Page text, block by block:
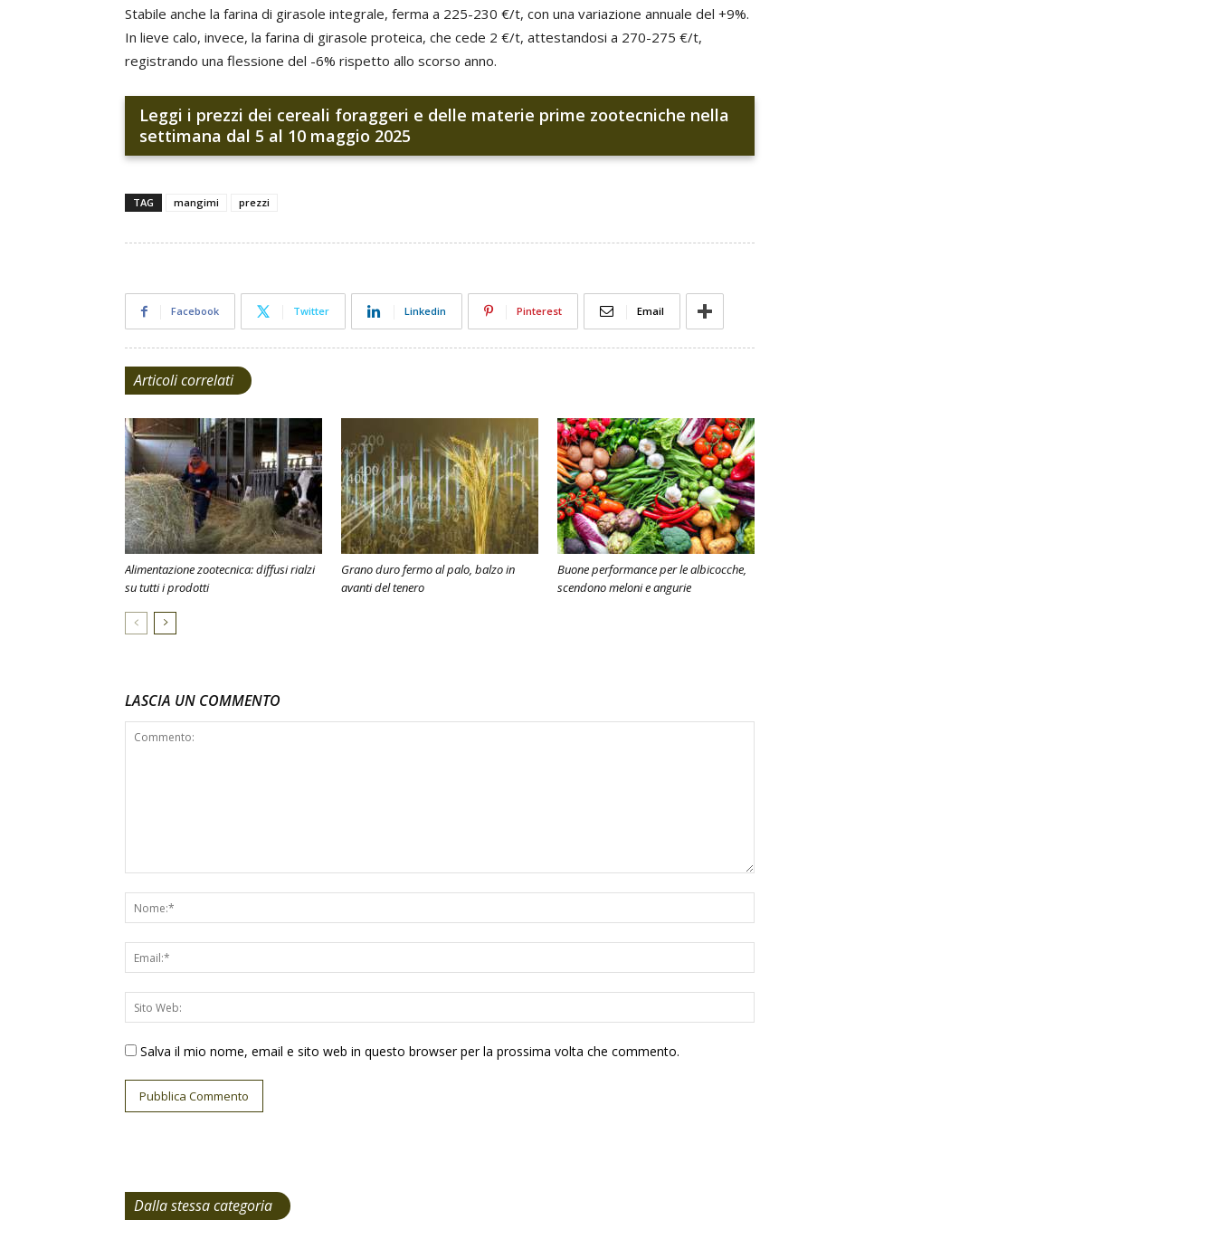
Stabile anche la farina di girasole integrale, ferma a 225-230 €/t, con una variazione annuale del +9%.
In lieve calo, invece, la farina di girasole proteica, che cede 2 €/t, attestandosi a 270-275 €/t,
registrando una flessione del -6% rispetto allo scorso anno.
Leggi i prezzi dei cereali foraggeri e delle materie prime zootecniche nella
settimana dal 5 al 10 maggio 2025
TAG mangimi prezzi
Facebook Twitter Linkedin Pinterest Email
Articoli correlati
Alimentazione zootecnica: diffusi rialzi
su tutti i prodotti
Grano duro fermo al palo, balzo in
avanti del tenero
Buone performance per le albicocche,
scendono meloni e angurie
LASCIA UN COMMENTO
Salva il mio nome, email e sito web in questo browser per la prossima volta che commento.
Dalla stessa categoria